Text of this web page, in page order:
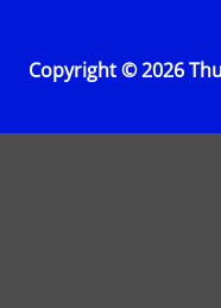
Copyright © 2026